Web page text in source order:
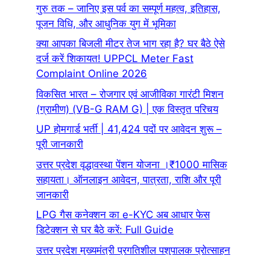
गुरु तक – जानिए इस पर्व का सम्पूर्ण महत्व, इतिहास,
पूजन विधि, और आधुनिक युग में भूमिका
क्या आपका बिजली मीटर तेज भाग रहा है? घर बैठे ऐसे
दर्ज करें शिकायत! UPPCL Meter Fast
Complaint Online 2026
विकसित भारत – रोजगार एवं आजीविका गारंटी मिशन
(ग्रामीण) (VB-G RAM G) | एक विस्तृत परिचय
UP होमगार्ड भर्ती | 41,424 पदों पर आवेदन शुरू –
पूरी जानकारी
उत्तर प्रदेश वृद्धावस्था पेंशन योजना ।₹1000 मासिक
सहायता। ऑनलाइन आवेदन, पात्रता, राशि और पूरी
जानकारी
LPG गैस कनेक्शन का e-KYC अब आधार फेस
डिटेक्शन से घर बैठे करें: Full Guide
उत्तर प्रदेश मुख्यमंत्री प्रगतिशील पशुपालक प्रोत्साहन